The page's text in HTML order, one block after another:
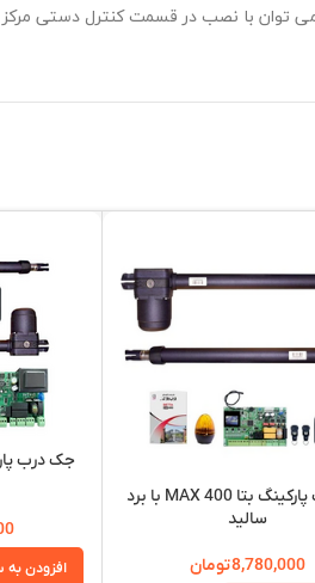
توان با نصب در قسمت کنترل دستی مرکز
جک درب پارکینگ بتا MAX 400 با برد
سالید
8,780,000تومان افزودن به